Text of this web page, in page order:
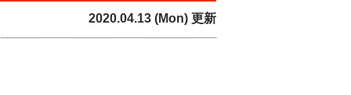
2020.04.13 (Mon) 更新